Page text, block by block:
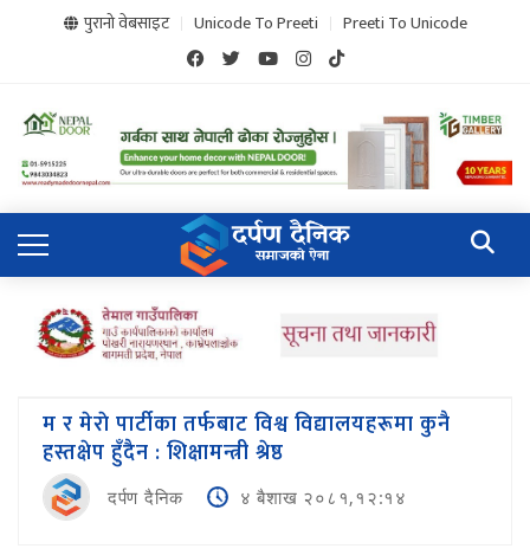
पुरानो वेबसाइट Unicode To Preeti Preeti To Unicode
म र मेराे पार्टीका तर्फबाट विश्व विद्यालयहरूमा कुनै
हस्तक्षेप हुँदैन : शिक्षामन्त्री श्रेष्ठ
दर्पण दैनिक ४ बैशाख २०८१,१२:१४